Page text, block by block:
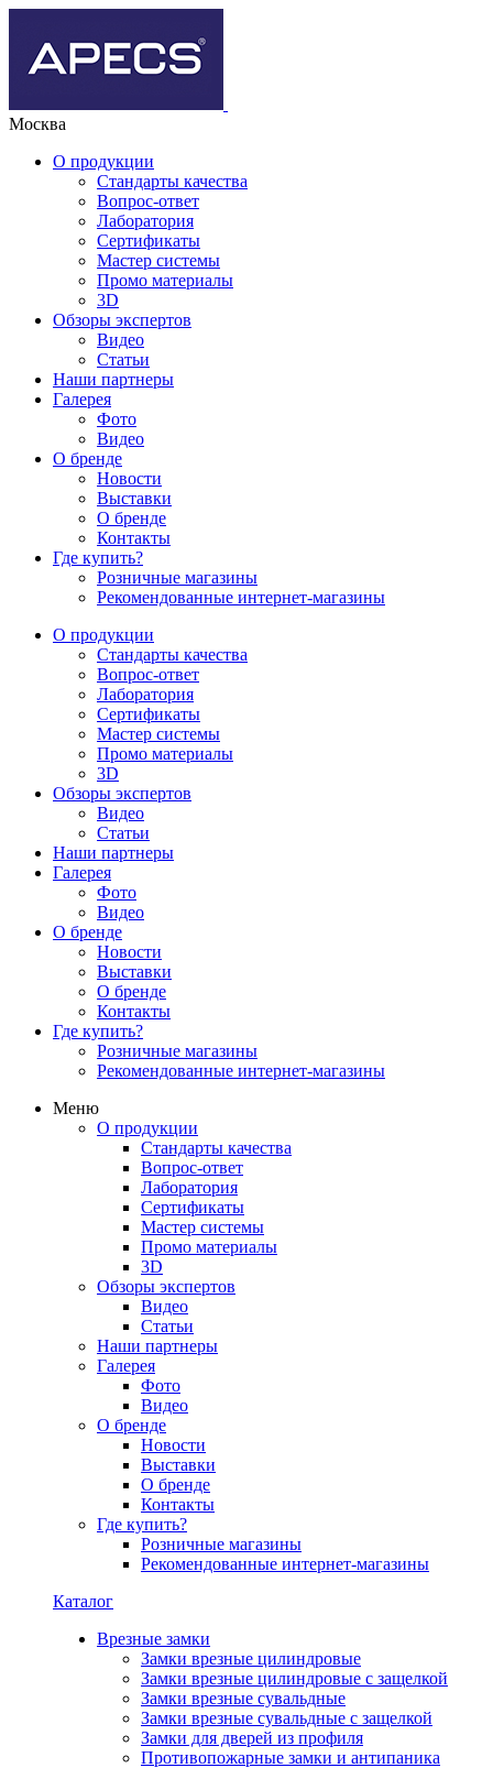
Москва
О продукции
Стандарты качества
Вопрос-ответ
Лаборатория
Сертификаты
Мастер системы
Промо материалы
3D
Обзоры экспертов
Видео
Статьи
Наши партнеры
Галерея
Фото
Видео
О бренде
Новости
Выставки
О бренде
Контакты
Где купить?
Розничные магазины
Рекомендованные интернет-магазины
О продукции
Стандарты качества
Вопрос-ответ
Лаборатория
Сертификаты
Мастер системы
Промо материалы
3D
Обзоры экспертов
Видео
Статьи
Наши партнеры
Галерея
Фото
Видео
О бренде
Новости
Выставки
О бренде
Контакты
Где купить?
Розничные магазины
Рекомендованные интернет-магазины
Меню
О продукции
Стандарты качества
Вопрос-ответ
Лаборатория
Сертификаты
Мастер системы
Промо материалы
3D
Обзоры экспертов
Видео
Статьи
Наши партнеры
Галерея
Фото
Видео
О бренде
Новости
Выставки
О бренде
Контакты
Где купить?
Розничные магазины
Рекомендованные интернет-магазины
Каталог
Врезные замки
Замки врезные цилиндровые
Замки врезные цилиндровые с защелкой
Замки врезные сувальдные
Замки врезные сувальдные с защелкой
Замки для дверей из профиля
Противопожарные замки и антипаника